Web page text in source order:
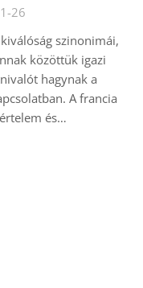
26
szinonimái,
közöttük igazi
hagynak a
A francia
és…